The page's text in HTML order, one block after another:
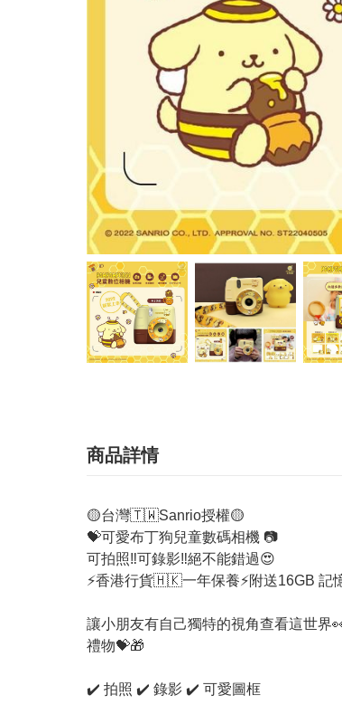
商品詳情
🟡台灣🇹🇼Sanrio授權🟡
💝可愛布丁狗兒童數碼相機 📷
可拍照‼️可錄影‼️絕不能錯過😍
⚡香港行貨🇭🇰一年保養⚡附送16GB 記
讓小朋友有自己獨特的視角查看這世
禮物💝🎁
✔️ 拍照 ✔️ 錄影 ✔️ 可愛圖框